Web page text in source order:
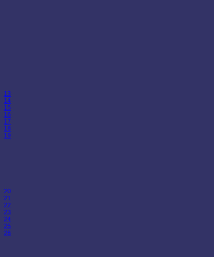
13
14
15
16
17
18
19
20
21
22
23
24
25
26